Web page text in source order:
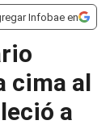
Infobae en
cima al
a